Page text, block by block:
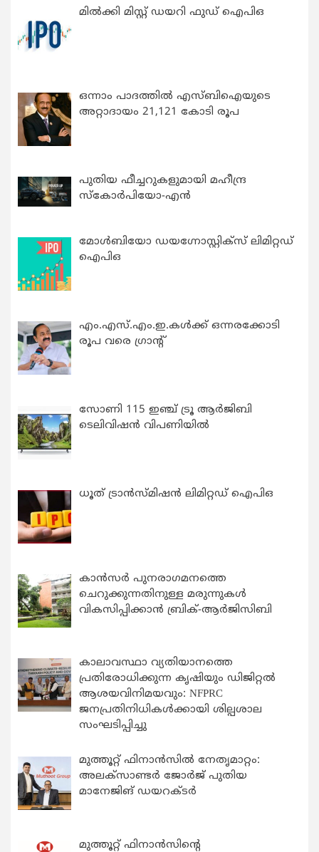
മിൽക്കി മിസ്റ്റ് ഡയറി ഫുഡ് ഐപിഒ
ഒന്നാം പാദത്തിൽ എസ്ബിഐയുടെ
അറ്റാദായം 21,121 കോടി രൂപ
പുതിയ ഫീച്ചറുകളുമായി മഹീന്ദ്ര
സ്കോർപിയോ-എൻ
മോൾബിയോ ഡയഗ്നോസ്റ്റിക്സ് ലിമിറ്റഡ്
ഐപിഒ
എം.എസ്.എം.ഇ.കൾക്ക് ഒന്നരക്കോടി
രൂപ വരെ ഗ്രാന്റ്
സോണി 115 ഇഞ്ച് ട്രൂ ആർജിബി
ടെലിവിഷൻ വിപണിയിൽ
ധൂത് ട്രാൻസ്മിഷൻ ലിമിറ്റഡ് ഐപിഒ
കാന്‍സര്‍ പുനരാഗമനത്തെ
ചെറുക്കുന്നതിനുള്ള മരുന്നുകള്‍
വികസിപ്പിക്കാന്‍ ബ്രിക്-ആര്‍ജിസിബി
കാലാവസ്ഥാ വ്യതിയാനത്തെ
പ്രതിരോധിക്കുന്ന കൃഷിയും ഡിജിറ്റൽ
ആശയവിനിമയവും: NFPRC
ജനപ്രതിനിധികൾക്കായി ശില്പശാല
സംഘടിപ്പിച്ചു
മുത്തൂറ്റ് ഫിനാൻസിൽ നേതൃമാറ്റം:
അലക്സാണ്ടർ ജോർജ് പുതിയ
മാനേജിങ് ഡയറക്ടർ
മുത്തൂറ്റ് ഫിനാൻസിന്റെ